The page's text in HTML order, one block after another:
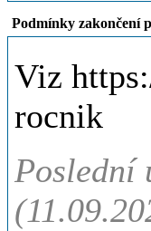
Podmínky zakončení
Viz
rocnik
Poslední